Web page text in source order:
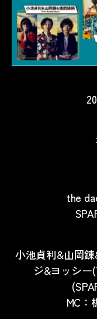
the
小池貞利&山岡
ジ&ヨッシー
MC：